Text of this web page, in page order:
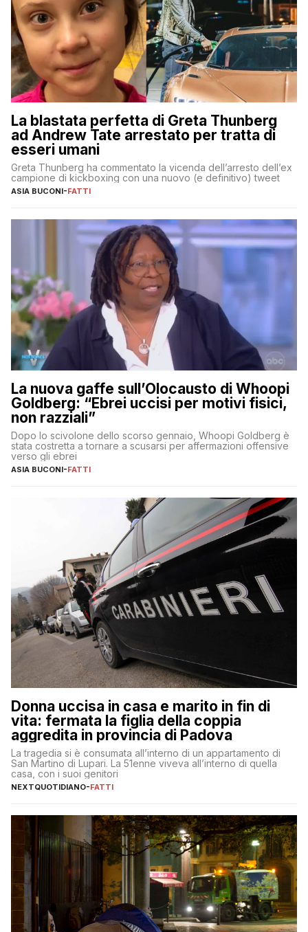
La blastata perfetta di Greta Thunberg
ad Andrew Tate arrestato per tratta di
esseri umani
Greta Thunberg ha commentato la vicenda dell’arresto dell’ex
campione di kickboxing con una nuovo (e definitivo) tweet
ASIA BUCONI-FATTI
La nuova gaffe sull’Olocausto di Whoopi
Goldberg: “Ebrei uccisi per motivi fisici,
non razziali”
Dopo lo scivolone dello scorso gennaio, Whoopi Goldberg è
stata costretta a tornare a scusarsi per affermazioni offensive
verso gli ebrei
ASIA BUCONI-FATTI
Donna uccisa in casa e marito in fin di
vita: fermata la figlia della coppia
aggredita in provincia di Padova
La tragedia si è consumata all’interno di un appartamento di
San Martino di Lupari. La 51enne viveva all’interno di quella
casa, con i suoi genitori
NEXTQUOTIDIANO-FATTI